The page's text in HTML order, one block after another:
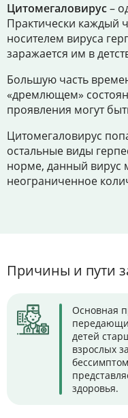
Цитомегаловирус–
Практически каждый
носителем вируса
заражается им в
Большую часть
«дремлющем»
проявления могут
Цитомегаловирус
остальные виды
норме, данный вирус
неограниченное
Причины и пути
Основная
детей
взрослых
здоровья.